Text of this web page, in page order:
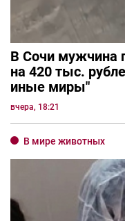
В Сочи мужчина
на 420 тыс.
иные миры"
вчера, 18:21
В мире животных